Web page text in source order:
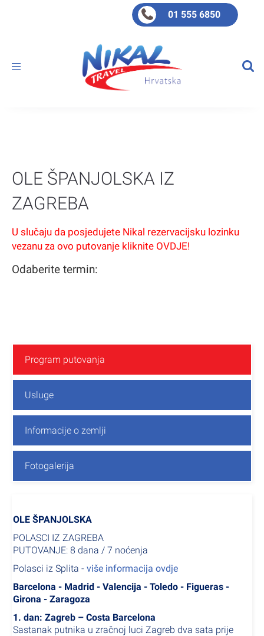
01 555 6850
Toggle
OLE ŠPANJOLSKA IZ
ZAGREBA
U slučaju da posjedujete Nikal rezervacijsku lozinku
vezanu za ovo putovanje kliknite OVDJE!
Odaberite termin:
Program putovanja
Usluge
Informacije o zemlji
Fotogalerija
OLE ŠPANJOLSKA
POLASCI IZ ZAGREBA
PUTOVANJE: 8 dana / 7 noćenja
Polasci iz Splita - više informacija ovdje
Barcelona - Madrid - Valencija - Toledo - Figueras -
Girona - Zaragoza
1. dan: Zagreb – Costa Barcelona
Sastanak putnika u zračnoj luci Zagreb dva sata prije